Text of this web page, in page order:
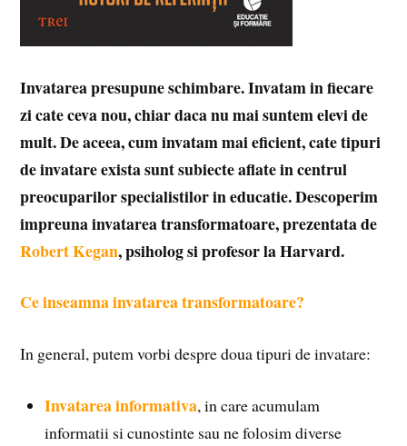
Invatarea presupune schimbare. Invatam in fiecare
zi cate ceva nou, chiar daca nu mai suntem elevi de
mult. De aceea, cum invatam mai eficient, cate tipuri
de invatare exista sunt subiecte aflate in centrul
preocuparilor specialistilor in educatie. Descoperim
impreuna invatarea transformatoare, prezentata de
Robert Kegan, psiholog si profesor la Harvard.
Ce inseamna invatarea transformatoare?
In general, putem vorbi despre doua tipuri de invatare:
Invatarea informativa, in care acumulam
informatii si cunostinte sau ne folosim diverse